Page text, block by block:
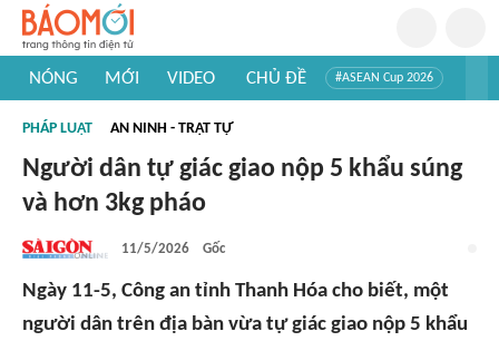
NÓNG MỚI VIDEO CHỦ ĐỀ #ASEAN Cup 2026
#Khám phá thế giới
PHÁP LUẬT AN NINH - TRẬT TỰ
Người dân tự giác giao nộp 5 khẩu súng
và hơn 3kg pháo
11/5/2026 Gốc
Ngày 11-5, Công an tỉnh Thanh Hóa cho biết, một
người dân trên địa bàn vừa tự giác giao nộp 5 khẩu